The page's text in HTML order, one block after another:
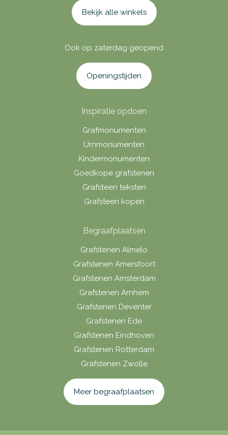
Bekijk alle winkels
Ook op zaterdag geopend
Openingstijden
Inspiratie opdoen
Grafmonumenten
Urnmonumenten
Kindermonumenten
Goedkope grafstenen
Grafsteen teksten
Grafsteen kopen
Begraafplaatsen
Grafstenen Almelo
Grafstenen Amersfoort
Grafstenen Amsterdam
Grafstenen Arnhem
Grafstenen Deventer
Grafstenen Ede
Grafstenen Eindhoven
Grafstenen Rotterdam
Grafstenen Zwolle
Meer begraafplaatsen